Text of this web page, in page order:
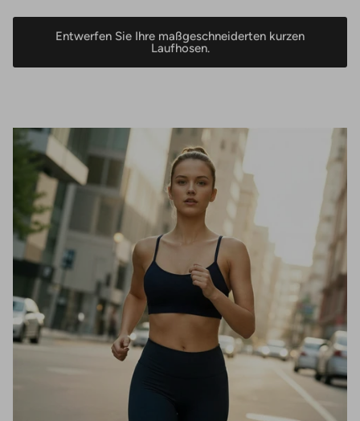
Entwerfen Sie Ihre maßgeschneiderten kurzen
Laufhosen.